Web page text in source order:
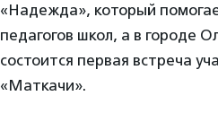
«Надежда», который
педагогов школ, а в городе
состоится первая встреча
«Маткачи».